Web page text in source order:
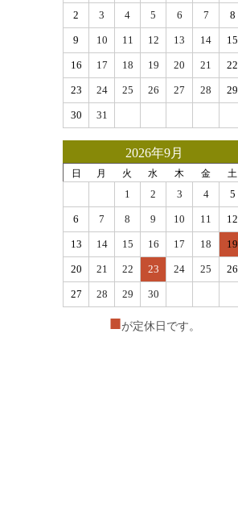
2 3 4 5 6 7 8
9 10 11 12 13 14 15
16 17 18 19 20 21 22
23 24 25 26 27 28 29
30 31
2026年9月
日 月 火 水 木 金 土
1 2 3 4 5
6 7 8 9 10 11 12
13 14 15 16 17 18 19
20 21 22 23 24 25 26
27 28 29 30
■が定休日です。